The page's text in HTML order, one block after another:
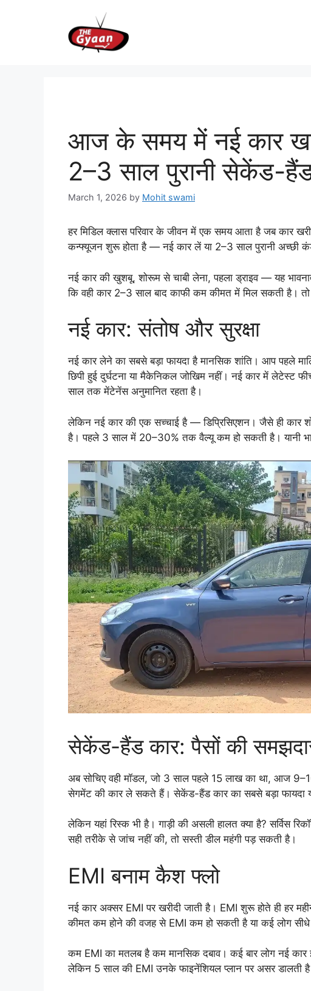
आज के समय में नई कार
2–3 साल पुरानी सेकेंड-
March 1, 2026 by Mohit swami
हर मिडिल क्लास परिवार के जीवन में एक समय आता है जब कार
कन्फ्यूजन शुरू होता है — नई कार लें या 2–3 साल पुरानी अच्छी
नई कार की खुशबू, शोरूम से चाबी लेना, पहला ड्राइव — यह
कि वही कार 2–3 साल बाद काफी कम कीमत में मिल सकती है।
नई कार: संतोष और सुरक्षा
नई कार लेने का सबसे बड़ा फायदा है मानसिक शांति। आप पहले
छिपी हुई दुर्घटना या मैकेनिकल जोखिम नहीं। नई कार में लेटेस्ट
साल तक मेंटेनेंस अनुमानित रहता है।
लेकिन नई कार की एक सच्चाई है — डिप्रिसिएशन। जैसे ही कार
है। पहले 3 साल में 20–30% तक वैल्यू कम हो सकती है। यानी
सेकेंड-हैंड कार: पैसों की
अब सोचिए वही मॉडल, जो 3 साल पहले 15 लाख का था, आज
सेगमेंट की कार ले सकते हैं। सेकेंड-हैंड कार का सबसे बड़ा फायदा
लेकिन यहां रिस्क भी है। गाड़ी की असली हालत क्या है? सर्विस
सही तरीके से जांच नहीं की, तो सस्ती डील महंगी पड़ सकती है।
EMI बनाम कैश फ्लो
नई कार अक्सर EMI पर खरीदी जाती है। EMI शुरू होते ही हर
कीमत कम होने की वजह से EMI कम हो सकती है या कई लोग
कम EMI का मतलब है कम मानसिक दबाव। कई बार लोग नई
लेकिन 5 साल की EMI उनके फाइनेंशियल प्लान पर असर डालती